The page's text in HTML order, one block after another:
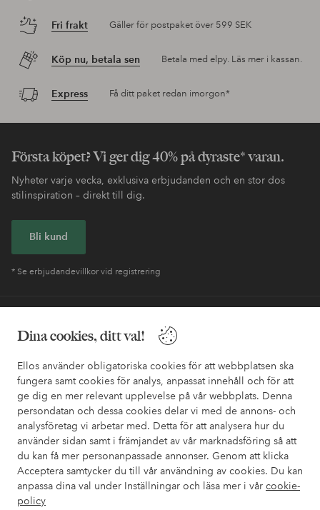
Dina cookies, ditt val!
Ellos använder obligatoriska cookies för att webbplatsen ska
fungera samt cookies för analys, anpassat innehåll och för att
ge dig en mer relevant upplevelse på vår webbplats. Denna
persondatan och dessa cookies delar vi med de annons- och
analysföretag vi arbetar med. Detta för att analysera hur du
använder sidan samt i främjandet av vår marknadsföring så att
du kan få mer personanpassade annonser. Genom att klicka
Acceptera samtycker du till vår användning av cookies. Du kan
anpassa dina val under Inställningar och läsa mer i vår cookie-
policy
Fri frakt Gäller för postpaket över 599 SEK
Köp nu, betala sen Betala med elpy. Läs mer i kassan.
Express Få ditt paket redan imorgon*
Första köpet? Vi ger dig 40% på dyraste* varan.
Nyheter varje vecka, exklusiva erbjudanden och en stor dos
stilinspiration – direkt till dig.
Bli kund
* Se erbjudandevillkor vid registrering
I vår FAQ hittar du svaren på de vanligaste frågorna. Här finns
också information om hur du enklast kontaktar oss.
Kundservice Beställning Betalsätt
Mina sidor
Om Ellos